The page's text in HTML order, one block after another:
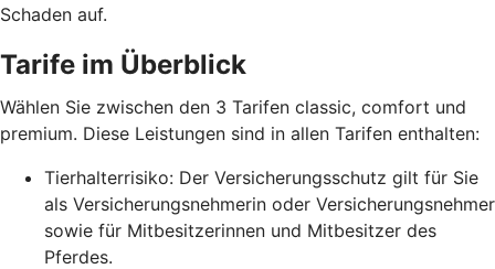
Schaden auf.
Tarife im Überblick
Wählen Sie zwischen den 3 Tarifen classic, comfort und
premium. Diese Leistungen sind in allen Tarifen enthalten:
Tierhalterrisiko: Der Versicherungsschutz gilt für Sie
als Versicherungsnehmerin oder Versicherungsnehmer
sowie für Mitbesitzerinnen und Mitbesitzer des
Pferdes.